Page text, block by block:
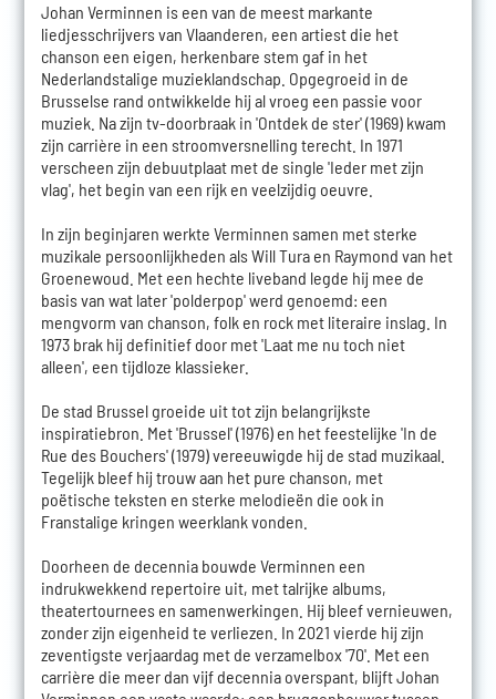
Johan Verminnen is een van de meest markante
liedjesschrijvers van Vlaanderen, een artiest die het
chanson een eigen, herkenbare stem gaf in het
Nederlandstalige muzieklandschap. Opgegroeid in de
Brusselse rand ontwikkelde hij al vroeg een passie voor
muziek. Na zijn tv-doorbraak in 'Ontdek de ster' (1969) kwam
zijn carrière in een stroomversnelling terecht. In 1971
verscheen zijn debuutplaat met de single 'Ieder met zijn
vlag', het begin van een rijk en veelzijdig oeuvre.
In zijn beginjaren werkte Verminnen samen met sterke
muzikale persoonlijkheden als Will Tura en Raymond van het
Groenewoud. Met een hechte liveband legde hij mee de
basis van wat later 'polderpop' werd genoemd: een
mengvorm van chanson, folk en rock met literaire inslag. In
1973 brak hij definitief door met 'Laat me nu toch niet
alleen', een tijdloze klassieker.
De stad Brussel groeide uit tot zijn belangrijkste
inspiratiebron. Met 'Brussel' (1976) en het feestelijke 'In de
Rue des Bouchers' (1979) vereeuwigde hij de stad muzikaal.
Tegelijk bleef hij trouw aan het pure chanson, met
poëtische teksten en sterke melodieën die ook in
Franstalige kringen weerklank vonden.
Doorheen de decennia bouwde Verminnen een
indrukwekkend repertoire uit, met talrijke albums,
theatertournees en samenwerkingen. Hij bleef vernieuwen,
zonder zijn eigenheid te verliezen. In 2021 vierde hij zijn
zeventigste verjaardag met de verzamelbox '70'. Met een
carrière die meer dan vijf decennia overspant, blijft Johan